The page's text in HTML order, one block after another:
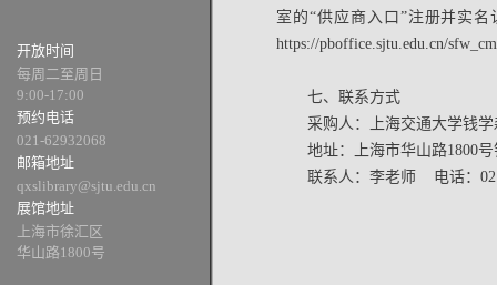
开放时间
每周二至周日
9:00-17:00
预约电话
021-62932068
邮箱地址
qxslibrary@sjtu.edu.cn
展馆地址
上海市徐汇区
华山路1800号
室的“供应商入口”注册并实
https://pboffice.sjtu.edu.cn/
七、联系方式
采购人：上海交通大学钱
地址：上海市华山路1800
联系人：李老师 电话：